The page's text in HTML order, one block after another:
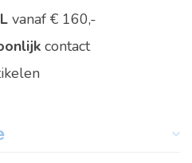
vanaf € 160,-
contact